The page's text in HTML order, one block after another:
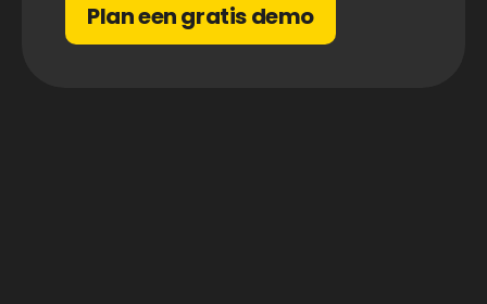
Plan een gratis demo